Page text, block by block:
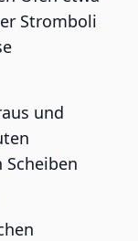
Stromboli
und